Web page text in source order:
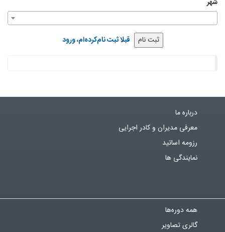
شهر
قبلا ثبت نام‌کرده‌ام، ورود
درباره ما
معرفی مدیران و کادر اجرایی
رزومه اساتید
نمایندگی ها
همه دوره‌ها
گالری تصاویر